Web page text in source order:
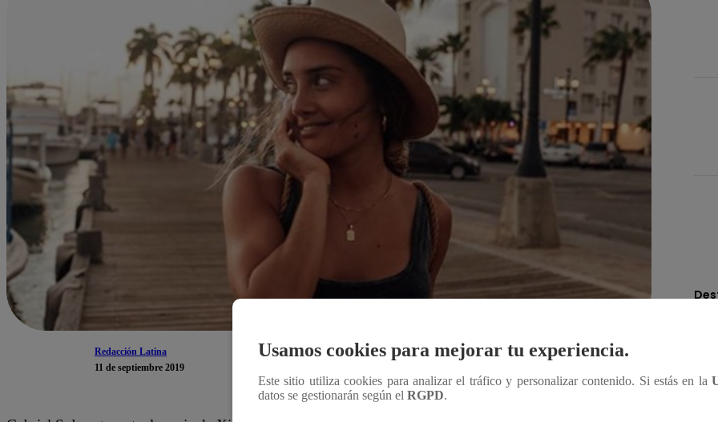
Redacción Latina
11 de septiembre 2019
Compartir
Usamos cookies para mejorar tu experiencia.
Este sitio utiliza cookies para analizar el tráfico y personalizar contenido. Si estás en la
datos se gestionarán según el RGPD.